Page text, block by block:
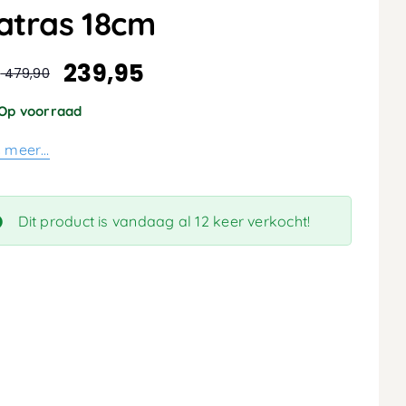
18cm
479,90 239,95
voorraad
meer…
Dit product is vandaag al 12 keer verkocht!